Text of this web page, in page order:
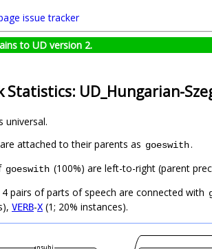
issue tracker
to UD version 2.
Statistics: UD_Hungarian-
universal.
attached to their parents as goeswith.
goeswith (100%) are left-to-right (parent
pairs of parts of speech are connected with
VERB-X (1; 20% instances).